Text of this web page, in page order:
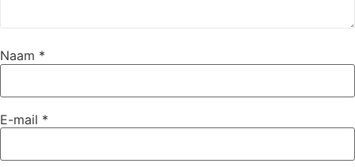
Naam *
E-mail *